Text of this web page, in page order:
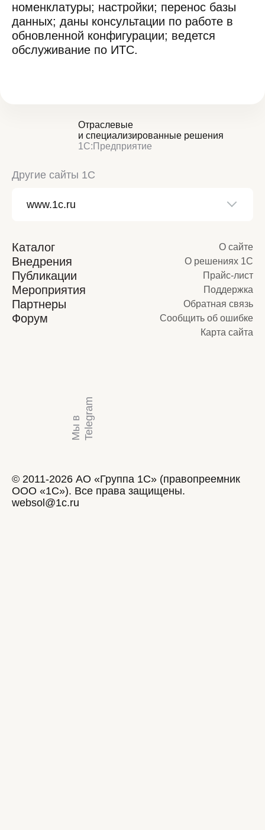
номенклатуры; настройки; перенос базы
данных; даны консультации по работе в
обновленной конфигурации; ведется
обслуживание по ИТС.
Отраслевые
и специализированные решения
1С:Предприятие
Другие сайты 1С
Каталог
Внедрения
Публикации
Мероприятия
Партнеры
Форум
О сайте
О решениях 1С
Прайс-лист
Поддержка
Обратная связь
Сообщить об ошибке
Карта сайта
М
ы
в
T
e
l
e
g
r
a m
© 2011-2026 АО «Группа 1С» (правопреемник
ООО «1С»). Все права защищены.
websol@1c.ru